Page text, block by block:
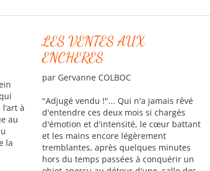
à
au
la
LES VENTES AUX
ENCHERES
par Gervanne COLBOC
"Adjugé vendu !"... Qui n'a jamais rêvé
d'entendre ces deux mois si chargés
d'émotion et d'intensité, le cœur battant
et les mains encore légèrement
tremblantes, après quelques minutes
hors du temps passées à conquérir un